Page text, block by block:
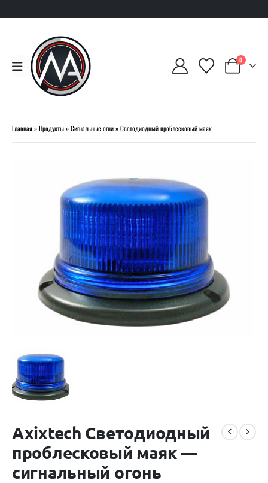
0
Главная»Продукты»Сигнальные огни»Светодиодный проблесковый маяк
Axixtech Светодиодный
проблесковый маяк —
сигнальный огонь